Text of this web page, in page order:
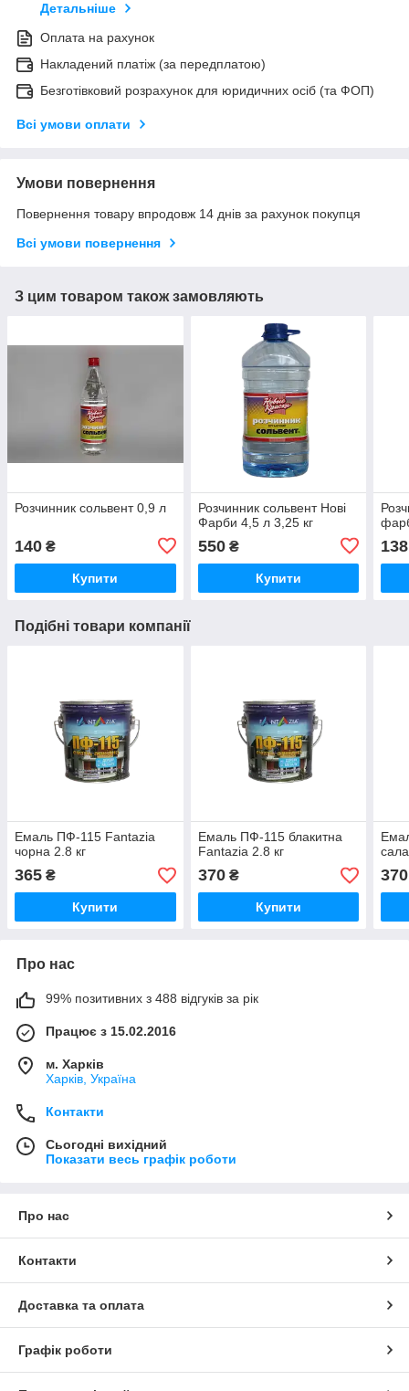
Детальніше
Оплата на рахунок
Накладений платіж (за передплатою)
Безготівковий розрахунок для юридичних осіб (та ФОП)
Всі умови оплати
Умови повернення
Повернення товару впродовж 14 днів за рахунок покупця
Всі умови повернення
З цим товаром також замовляють
Розчинник сольвент 0,9 л
140 ₴
Купити
Розчинник сольвент Нові
Фарби 4,5 л 3,25 кг
550₴
Купити
138
Подібні товари компанії
Емаль ПФ-115 Fantazia
чорна 2.8 кг
365 ₴
Купити
Емаль ПФ-115 блакитна
Fantazia 2.8 кг
370₴
Купити
370
Про нас
99% позитивних з 488 відгуків за рік
Працює з 15.02.2016
м. Харків
Харків, Україна
Контакти
Сьогодні вихідний
Показати весь графік роботи
Про нас
Контакти
Доставка та оплата
Графік роботи